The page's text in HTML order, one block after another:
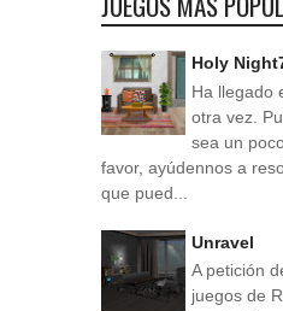
Holy
Ha llegado
otra vez.
sea un
favor, ayúdennos a
que pued...
Unravel
A petición
juegos de